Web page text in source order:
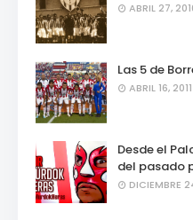
ABRIL 27,
Las 5 de
ABRIL 16, 2011
Desde el
del pasado
DICIEMBRE